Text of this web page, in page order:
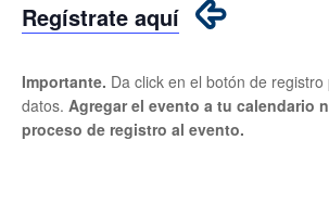
Regístrate aquí
Importante. Da click en el botón de
datos. Agregar el evento a tu calendario
proceso de registro al evento.